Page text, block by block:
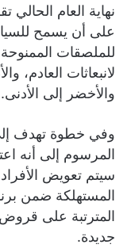
نهاية العام الحالي
على أن يسمح
للملصقات
لانبعاثات العادم،
والأخضر إلى الأدنى.
وفي خطوة تهدف
المرسوم إلى أنه
سيتم تعويض
المستهلكة ضمن
المترتبة على
جديدة.